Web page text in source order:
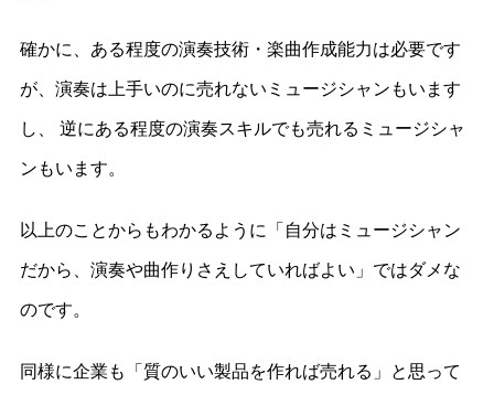
確かに、ある程度の演奏技術・楽曲作成能力は必要です
が、演奏は上手いのに売れないミュージシャンもいます
し、 逆にある程度の演奏スキルでも売れるミュージシャ
ンもいます。
以上のことからもわかるように「自分はミュージシャン
だから、演奏や曲作りさえしていればよい」ではダメな
のです。
同様に企業も「質のいい製品を作れば売れる」と思って